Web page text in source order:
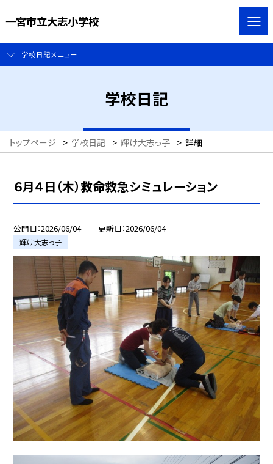
一宮市立大志小学校
学校日記メニュー
学校日記
トップページ > 学校日記 > 輝け大志っ子 > 詳細
６月４日（木）救命救急シミュレーション
公開日 2026/06/04 更新日 2026/06/04
輝け大志っ子